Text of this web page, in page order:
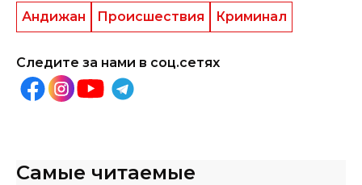
Андижан Происшествия Криминал
Следите за нами в соц.сетях
Самые читаемые